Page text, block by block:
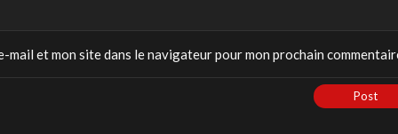
mail et mon site dans le navigateur pour mon prochain
Post